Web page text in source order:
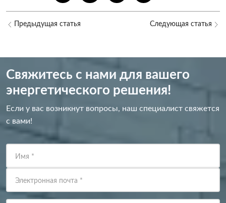
Предыдущая статья Следующая статья
Свяжитесь с нами для вашего
энергетического решения!
Если у вас возникнут вопросы, наш специалист свяжется
с вами!
Имя *
Электронная почта *